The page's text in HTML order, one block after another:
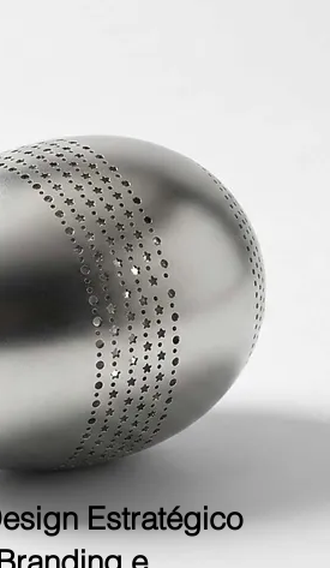
Estratégico